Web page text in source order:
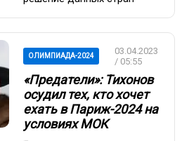
ОЛИМПИАДА-2024
03.04.2023
/ 05:55
«Предатели»: Тихонов
осудил тех, кто хочет
ехать в Париж-2024 на
условиях МОК